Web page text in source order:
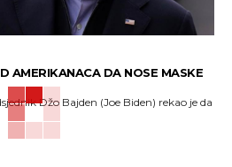
AMERIKANACA DA NOSE MASKE